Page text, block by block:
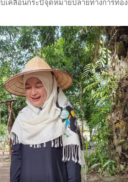
คลื่อนกระบี่จุดหมายปลายทางการท่อง